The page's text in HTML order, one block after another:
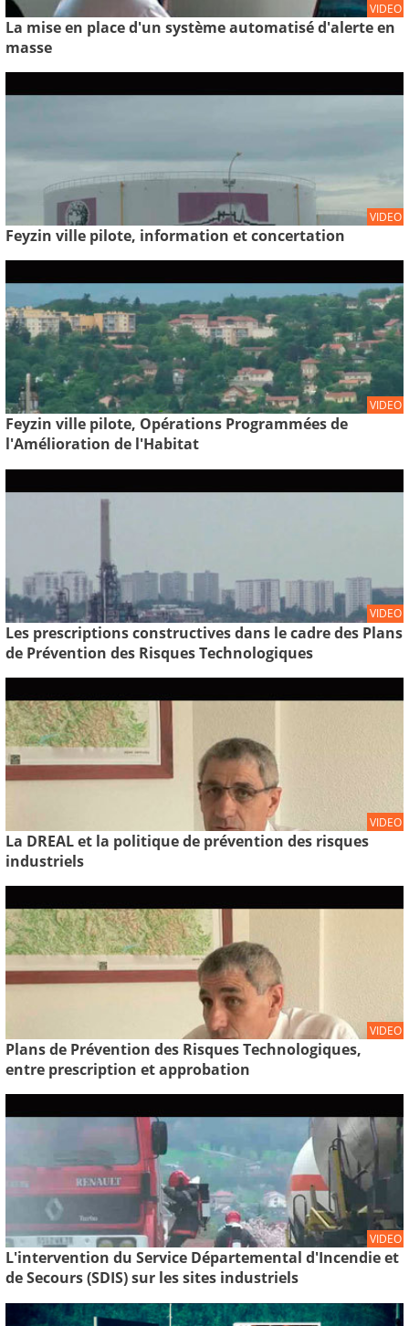
VIDEO
La mise en place d'un système automatisé d'alerte en
masse
VIDEO
Feyzin ville pilote, information et concertation
VIDEO
Feyzin ville pilote, Opérations Programmées de
l'Amélioration de l'Habitat
VIDEO
Les prescriptions constructives dans le cadre des Plans
de Prévention des Risques Technologiques
VIDEO
La DREAL et la politique de prévention des risques
industriels
VIDEO
Plans de Prévention des Risques Technologiques,
entre prescription et approbation
VIDEO
L'intervention du Service Départemental d'Incendie et
de Secours (SDIS) sur les sites industriels